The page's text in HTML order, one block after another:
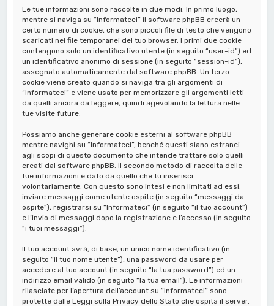
Le tue informazioni sono raccolte in due modi. In primo luogo,
mentre si naviga su “Informateci” il software phpBB creerà un
certo numero di cookie, che sono piccoli file di testo che vengono
scaricati nei file temporanei del tuo browser. I primi due cookie
contengono solo un identificativo utente (in seguito “user-id”) ed
un identificativo anonimo di sessione (in seguito “session-id”),
assegnato automaticamente dal software phpBB. Un terzo
cookie viene creato quando si naviga tra gli argomenti di
“Informateci” e viene usato per memorizzare gli argomenti letti
da quelli ancora da leggere, quindi agevolando la lettura nelle
tue visite future.
Possiamo anche generare cookie esterni al software phpBB
mentre navighi su “Informateci”, benché questi siano estranei
agli scopi di questo documento che intende trattare solo quelli
creati dal software phpBB. Il secondo metodo di raccolta delle
tue informazioni è dato da quello che tu inserisci
volontariamente. Con questo sono intesi e non limitati ad essi:
inviare messaggi come utente ospite (in seguito “messaggi da
ospite”), registrarsi su “Informateci” (in seguito “il tuo account”)
e l’invio di messaggi dopo la registrazione e l’accesso (in seguito
“i tuoi messaggi”).
Il tuo account avrà, di base, un unico nome identificativo (in
seguito “il tuo nome utente”), una password da usare per
accedere al tuo account (in seguito “la tua password”) ed un
indirizzo email valido (in seguito “la tua email”). Le informazioni
rilasciate per l’apertura dell’account su “Informateci” sono
protette dalle Leggi sulla Privacy dello Stato che ospita il server.